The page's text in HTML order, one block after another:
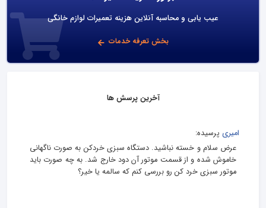
عیب یابی و محاسبه آنلاین هزینه تعمیرات لوازم خانگی
بخش تعرفه خدمات
آخرین پرسش ها
امیری پرسیده:
عرض سلام و خسته نباشید. دستگاه سبزی خردکن به صورت ناگهانی
خاموش شده و از قسمت موتور آن دود خارج شد. به چه صورت باید
موتور سبزی خرد کن رو بررسی کنم که سالمه یا خیر؟